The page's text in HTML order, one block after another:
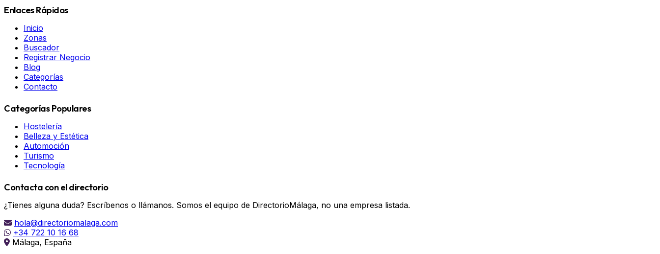
Enlaces Rápidos
Inicio
Zonas
Buscador
Registrar Negocio
Blog
Categorías
Contacto
Categorías Populares
Hostelería
Belleza y Estética
Automoción
Turismo
Tecnología
Contacta con el directorio
¿Tienes alguna duda? Escríbenos o llámanos. Somos el equipo de DirectorioMálaga, no una empresa listada.
hola@directoriomalaga.com
+34 722 10 16 68
Málaga, España